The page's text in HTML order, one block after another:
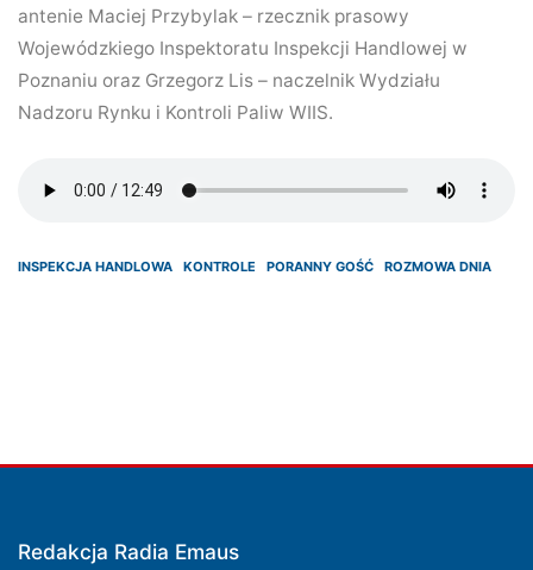
antenie Maciej Przybylak – rzecznik prasowy
Wojewódzkiego Inspektoratu Inspekcji Handlowej w
Poznaniu oraz Grzegorz Lis – naczelnik Wydziału
Nadzoru Rynku i Kontroli Paliw WIIS.
INSPEKCJA HANDLOWA KONTROLE PORANNY GOŚĆ ROZMOWA DNIA
Redakcja Radia Emaus